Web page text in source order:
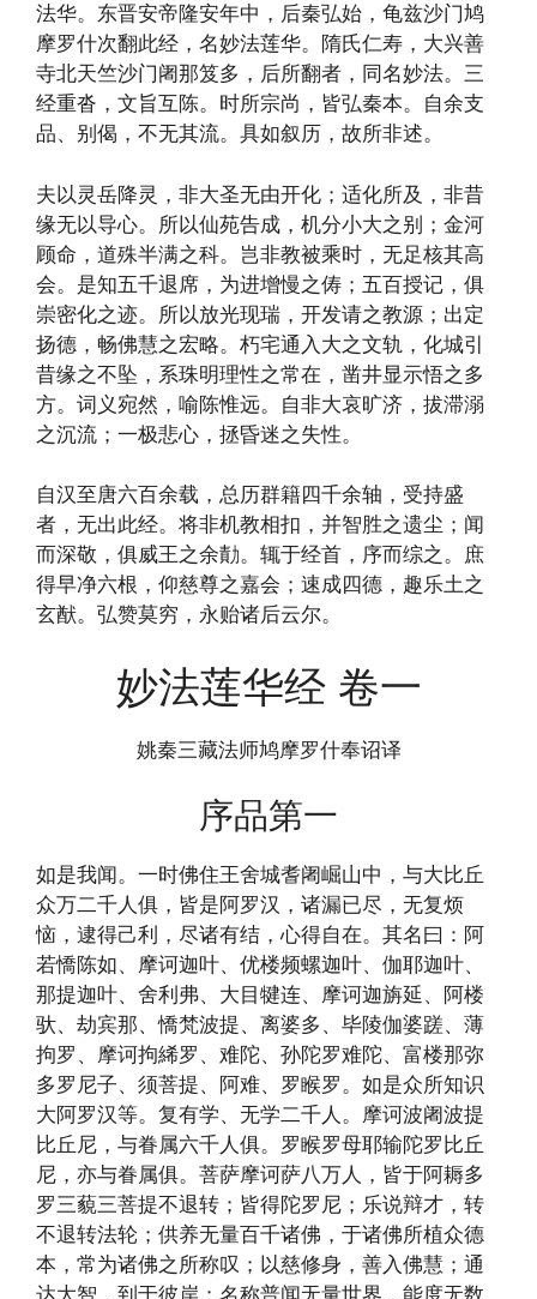
法华。东晋安帝隆安年中，后秦弘始，龟兹沙门鸠
摩罗什次翻此经，名妙法莲华。隋氏仁寿，大兴善
寺北天竺沙门阇那笈多，后所翻者，同名妙法。三
经重沓，文旨互陈。时所宗尚，皆弘秦本。自余支
品、别偈，不无其流。具如叙历，故所非述。
夫以灵岳降灵，非大圣无由开化；适化所及，非昔
缘无以导心。所以仙苑告成，机分小大之别；金河
顾命，道殊半满之科。岂非教被乘时，无足核其高
会。是知五千退席，为进增慢之俦；五百授记，俱
崇密化之迹。所以放光现瑞，开发请之教源；出定
扬德，畅佛慧之宏略。朽宅通入大之文轨，化城引
昔缘之不坠，系珠明理性之常在，凿井显示悟之多
方。词义宛然，喻陈惟远。自非大哀旷济，拔滞溺
之沉流；一极悲心，拯昏迷之失性。
自汉至唐六百余载，总历群籍四千余轴，受持盛
者，无出此经。将非机教相扣，并智胜之遗尘；闻
而深敬，俱威王之余勣。辄于经首，序而综之。庶
得早净六根，仰慈尊之嘉会；速成四德，趣乐土之
玄猷。弘赞莫穷，永贻诸后云尔。
妙法莲华经 卷一
姚秦三藏法师鸠摩罗什奉诏译
序品第一
如是我闻。一时佛住王舍城耆阇崛山中，与大比丘
众万二千人俱，皆是阿罗汉，诸漏已尽，无复烦
恼，逮得己利，尽诸有结，心得自在。其名曰：阿
若憍陈如、摩诃迦叶、优楼频螺迦叶、伽耶迦叶、
那提迦叶、舍利弗、大目犍连、摩诃迦旃延、阿楼
驮、劫宾那、憍梵波提、离婆多、毕陵伽婆蹉、薄
拘罗、摩诃拘絺罗、难陀、孙陀罗难陀、富楼那弥
多罗尼子、须菩提、阿难、罗睺罗。如是众所知识
大阿罗汉等。复有学、无学二千人。摩诃波阇波提
比丘尼，与眷属六千人俱。罗睺罗母耶输陀罗比丘
尼，亦与眷属俱。菩萨摩诃萨八万人，皆于阿耨多
罗三藐三菩提不退转；皆得陀罗尼；乐说辩才，转
不退转法轮；供养无量百千诸佛，于诸佛所植众德
本，常为诸佛之所称叹；以慈修身，善入佛慧；通
达大智，到于彼岸；名称普闻无量世界，能度无数